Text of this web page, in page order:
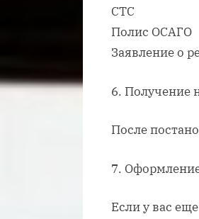
СТС
Полис ОСАГО
Заявление о
6. Получение
После
7.
Если у вас